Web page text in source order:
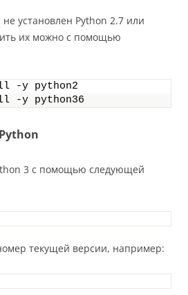
установлен Python 2.7 или
их можно с помощью
-y python2
-y python36
3 с помощью следующей
текущей версии, например: